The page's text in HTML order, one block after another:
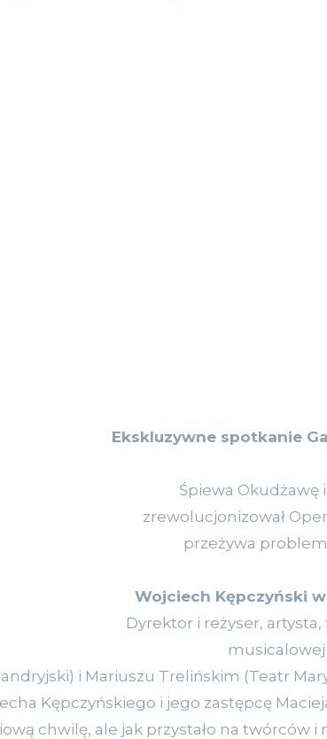
Ekskluzywne spotkanie
Śpiewa Okudżawę
zrewolucjonizował
przeżywa
Wojciech Kępczyński
Dyrektor i reżyser,
musicalowej
i Mariuszu Trelińskim (Teatr
Kępczyńskiego i jego zastępcę
chwilę, ale jak przystało na twórców i